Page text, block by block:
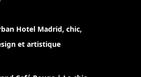
Hotel Madrid, chic,
et artistique